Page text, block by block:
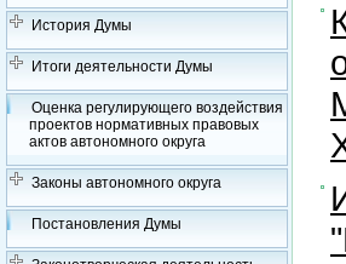
История Думы
Итоги деятельности Думы
Оценка регулирующего воздействия
проектов нормативных правовых
актов автономного округа
Законы автономного округа
Постановления Думы